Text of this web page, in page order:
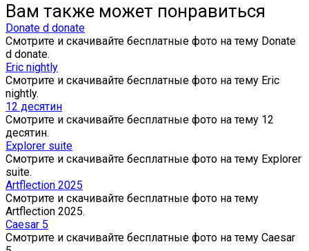
Вам также может понравиться
Donate d donate
Смотрите и скачивайте бесплатные фото на тему Donate
d donate.
Eric nightly
Смотрите и скачивайте бесплатные фото на тему Eric
nightly.
12 десятин
Смотрите и скачивайте бесплатные фото на тему 12
десятин.
Explorer suite
Смотрите и скачивайте бесплатные фото на тему Explorer
suite.
Artflection 2025
Смотрите и скачивайте бесплатные фото на тему
Artflection 2025.
Caesar 5
Смотрите и скачивайте бесплатные фото на тему Caesar